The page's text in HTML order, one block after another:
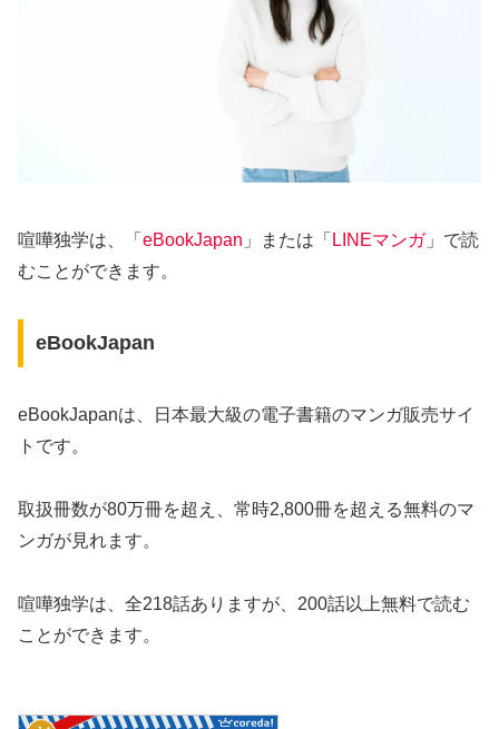
喧嘩独学は、「 eBookJapan 」または「 LINEマンガ」で読
むことができます。
eBookJapan
eBookJapanは、日本最大級の電子書籍のマンガ販売サイ
トです。
取扱冊数が80万冊を超え、常時2,800冊を超える無料のマ
ンガが見れます。
喧嘩独学は、全218話ありますが、200話以上無料で読む
ことができます。